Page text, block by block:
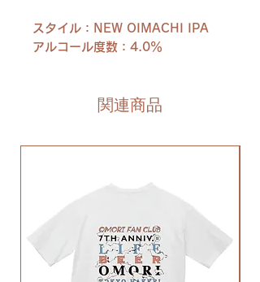
スタイル：NEW OIMACHI IPA
アルコール度数：4.0％
関連商品